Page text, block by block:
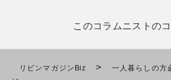
このコラムニストの
リビンマガジンBiz >
一人暮らしの方